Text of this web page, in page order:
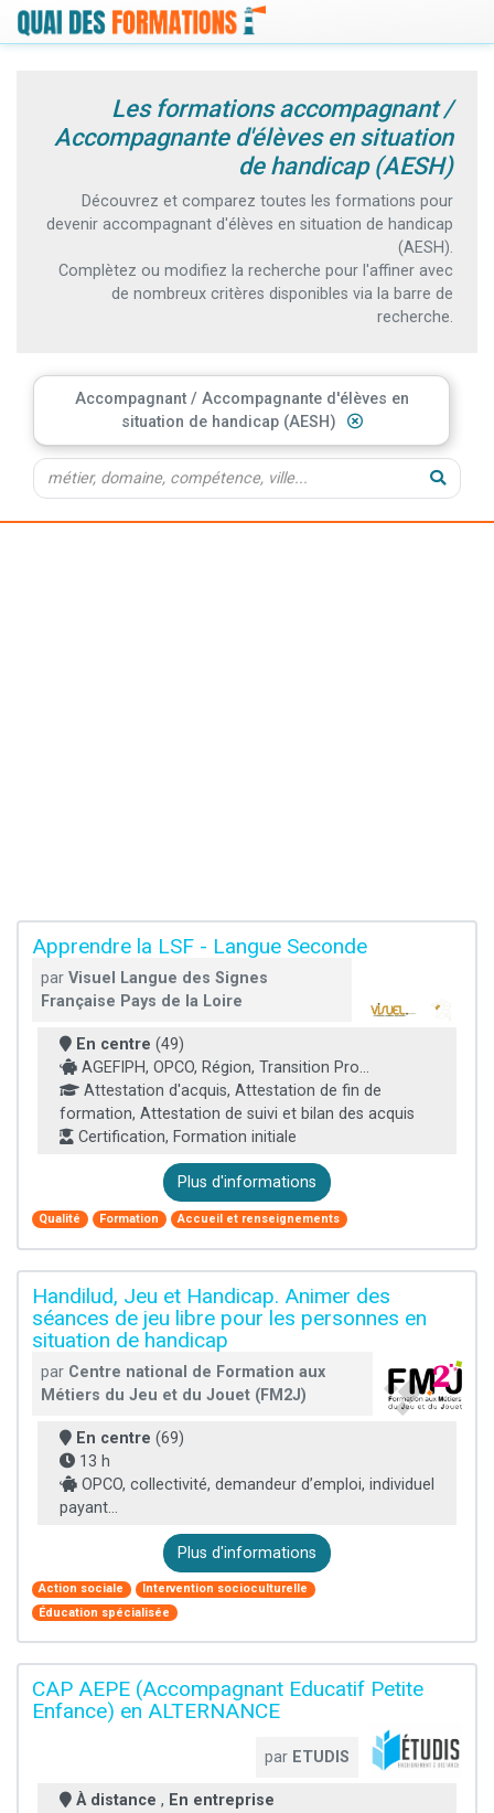
Les formations accompagnant /
Accompagnante d'élèves en situation
de handicap (AESH)
Découvrez et comparez toutes les formations pour
devenir accompagnant d'élèves en situation de handicap
(AESH).
Complètez ou modifiez la recherche pour l'affiner avec
de nombreux critères disponibles via la barre de
recherche.
Accompagnant / Accompagnante d'élèves en
situation de handicap (AESH)
Apprendre la LSF - Langue Seconde
par Visuel Langue des Signes
Française Pays de la Loire
En centre (49)
AGEFIPH, OPCO, Région, Transition Pro...
Attestation d'acquis, Attestation de fin de
formation, Attestation de suivi et bilan des acquis
Certification, Formation initiale
Plus d'informations
Qualité Formation Accueil et renseignements
Handilud, Jeu et Handicap. Animer des
séances de jeu libre pour les personnes en
situation de handicap
par Centre national de Formation aux
Métiers du Jeu et du Jouet (FM2J)
En centre (69)
13 h
OPCO, collectivité, demandeur d’emploi, individuel
payant...
Plus d'informations
Action sociale
Intervention socioculturelle
Éducation spécialisée
CAP AEPE (Accompagnant Educatif Petite
Enfance) en ALTERNANCE
par ETUDIS
À distance , En entreprise